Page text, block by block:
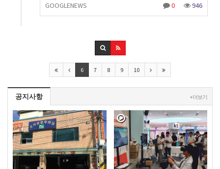
GOOGLENEWS
0 946
6 7 8 9 10
공지사항 + 더보기